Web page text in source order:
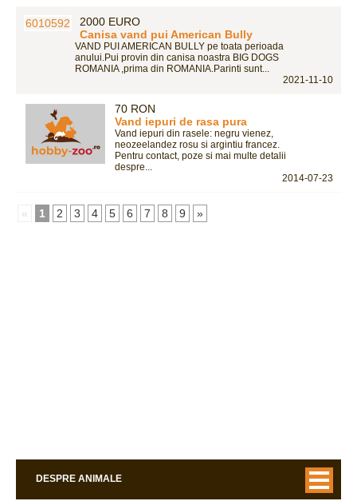
2000 EURO
Canisa vand pui American Bully
VAND PUI AMERICAN BULLY pe toata perioada
anului.Pui provin din canisa noastra BIG DOGS
ROMANIA ,prima din ROMANIA.Parinti sunt...
2021-11-10
70 RON
Vand iepuri de rasa pura
Vand iepuri din rasele: negru vienez,
neozeelandez rosu si argintiu francez.
Pentru contact, poze si mai multe detalii
despre...
2014-07-23
« 1 2 3 4 5 6 7 8 9 »
DESPRE ANIMALE